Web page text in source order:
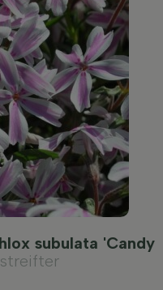
subulata 'Candy